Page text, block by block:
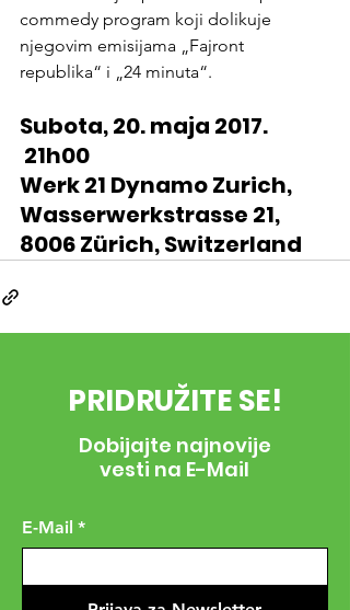
commedy program koji dolikuje
njegovim emisijama „Fajront
republika“ i „24 minuta“.
Subota, 20. maja 2017.
21h00
Werk 21 Dynamo Zurich,
Wasserwerkstrasse 21,
8006 Zürich, Switzerland
PRIDRUŽITE SE!
Dobijajte najnovije
vesti na E-Mail
E-Mail *